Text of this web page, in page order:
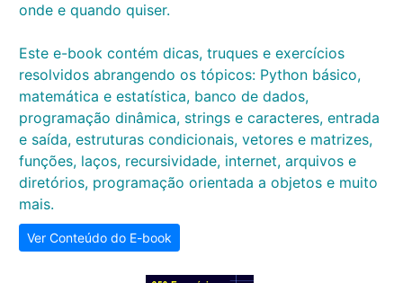
onde e quando quiser.
Este e-book contém dicas, truques e exercícios
resolvidos abrangendo os tópicos: Python básico,
matemática e estatística, banco de dados,
programação dinâmica, strings e caracteres, entrada
e saída, estruturas condicionais, vetores e matrizes,
funções, laços, recursividade, internet, arquivos e
diretórios, programação orientada a objetos e muito
mais.
Ver Conteúdo do E-book